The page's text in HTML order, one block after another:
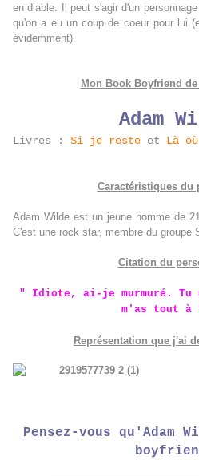
en diable. Il peut s'agir d'un
qu'on a eu un coup de coeur pour lui
évidemment).
Mon Book Boyfriend
Adam
Livres : Si je reste et Là
Caractéristiques du
Adam Wilde est un jeune homme de
C'est une rock star, membre du groupe
Citation du
" Idiote, ai-je murmuré. Tu
m'as tout
Représentation que j'ai
Pensez-vous qu'Adam